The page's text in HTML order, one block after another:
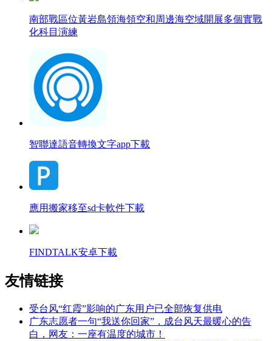
南部戰區位黃岩島領海領空和周邊海空域開展多個實戰
化科目演練
智聯達語音轉換文字app下載
應用搬家移至sd卡軟件下載
FINDTALK安卓下載
友情链接
受台风“红霞”影响的广东用户已全部恢复供电
广东志愿者一句“我送你回家”，成台风天最暖心的告
白，网友：一座有温度的城市！